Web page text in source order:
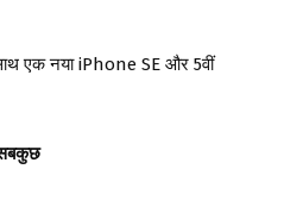
एक नया iPhone SE और 5वीं